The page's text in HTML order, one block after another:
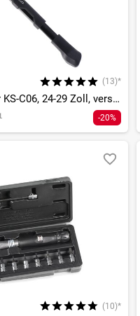
(13)*
Hinterbauständer KS-C06, 24-29 Zoll, verstellbar
-20%
(10)*